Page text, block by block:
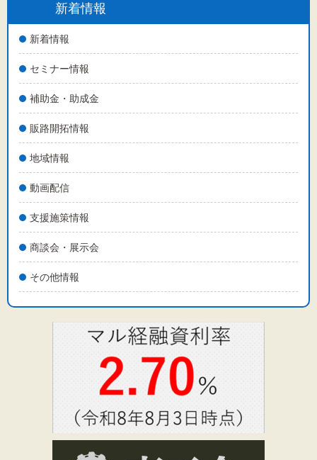
新着情報
新着情報
セミナー情報
補助金・助成金
販路開拓情報
地域情報
動画配信
支援施策情報
商談会・展示会
その他情報